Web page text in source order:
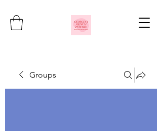
Groups